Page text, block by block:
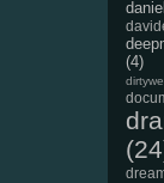
(4)